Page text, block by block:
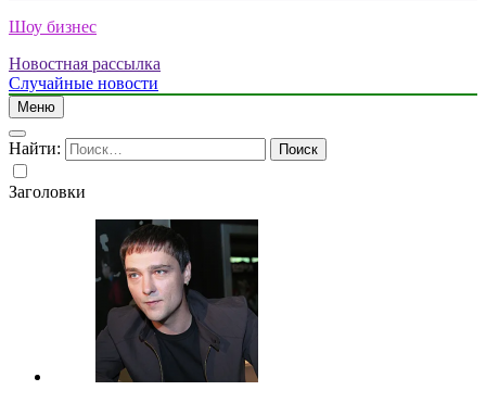
Шоу бизнес
Новостная рассылка
Случайные новости
Меню
Найти:
Заголовки